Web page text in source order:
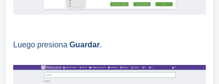
Luego presiona Guardar.